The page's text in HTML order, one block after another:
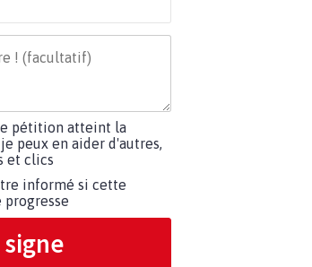
pétition atteint la
peux en aider d'autres,
et clics
informé si cette